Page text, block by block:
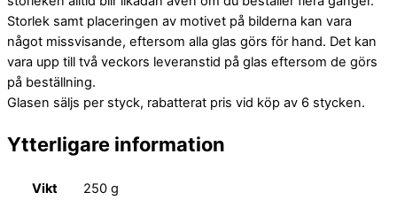
Storlek samt placeringen av motivet på bilderna kan vara
något missvisande, eftersom alla glas görs för hand. Det kan
vara upp till två veckors leveranstid på glas eftersom de görs
på beställning.
Glasen säljs per styck, rabatterat pris vid köp av 6 stycken.
Ytterligare information
Vikt 250 g